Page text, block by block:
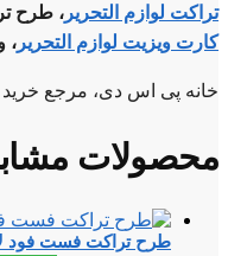
تراکت لوازم التحریر ، طرح
کارت ویزیت لوازم التحریر ،
خانه پی اس دی، مرجع خرید
محصولات
طرح تراکت فست فود